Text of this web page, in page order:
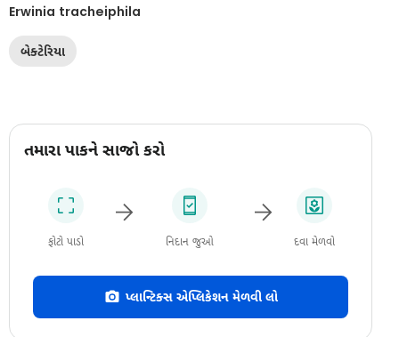
Erwinia tracheiphila
બેક્ટેરિયા
તમારા પાકને સાજો કરો
ફોટો પાડો નિદાન જુઓ દવા મેળવો
પ્લાન્ટિક્સ એપ્લિકેશન મેળવી લો